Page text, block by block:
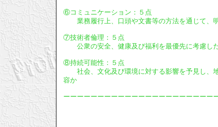
⑥コミュニケーション：５点
業務履行上、口頭や文書等の方法を通じて、
⑦技術者倫理：５点
公衆の安全、健康及び福利を最優先に考慮し
⑧持続可能性：５点
社会、文化及び環境に対する影響を予見し、
容か
ーーーーーーーーーーーーーーーーーーーーー